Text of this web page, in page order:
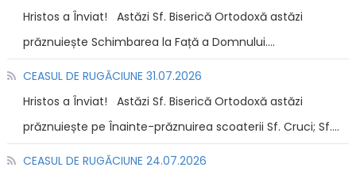
Hristos a Înviat! Astăzi Sf. Biserică Ortodoxă astăzi
prăznuiește Schimbarea la Față a Domnului....
CEASUL DE RUGĂCIUNE 31.07.2026
Hristos a Înviat! Astăzi Sf. Biserică Ortodoxă astăzi
prăznuiește pe Înainte-prăznuirea scoaterii Sf. Cruci; Sf....
CEASUL DE RUGĂCIUNE 24.07.2026